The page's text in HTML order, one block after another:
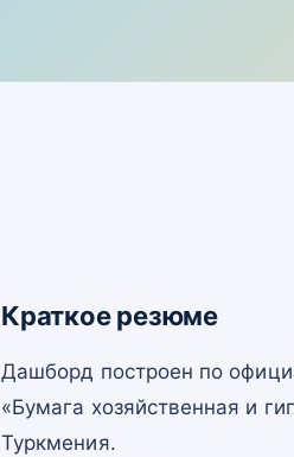
Краткое резюме
Дашборд построен по
«Бумага хозяйственная и
Туркмения.